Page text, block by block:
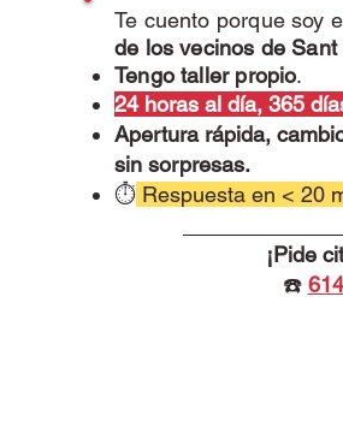
Te cuento porque soy
de los vecinos de Sant
Tengo taller propio.
24 horas al día, 365
Apertura rápida,
sin sorpresas.
⏱ Respuesta en < 20
¡Pide
☎️